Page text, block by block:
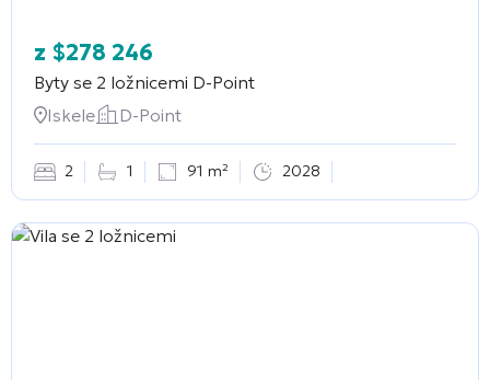
z $278 246
Byty se 2 ložnicemi D-Point
Iskele
D-Point
2 1 91 m² 2028